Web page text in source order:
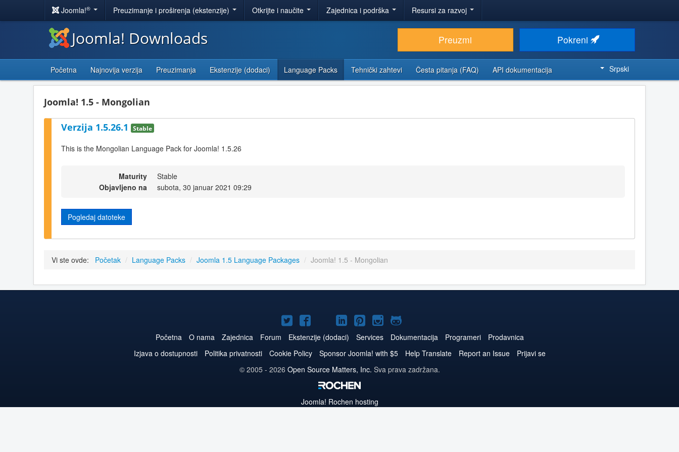
Joomla!® Preuzimanje i proširenja (ekstenzije) Otkrijte i naučite Zajednica i podrška Resursi za razvoj
Joomla! Downloads Preuzmi Pokreni
Početna Najnovija verzija Preuzimanja Ekstenzije (dodaci) Language Packs Tehnički zahtevi Česta pitanja (FAQ) API dokumentacija Srpski
Joomla! 1.5 - Mongolian
Verzija 1.5.26.1 Stable
This is the Mongolian Language Pack for Joomla! 1.5.26
Maturity
Stable
Objavljeno na
subota, 30 januar 2021 09:29
Pogledaj datoteke
Vi ste ovde: Početak / Language Packs / Joomla 1.5 Language Packages / Joomla! 1.5 - Mongolian
Joomla!
na
Twitteru
Joomla!
na
Facebooku
Joomla!
na
YouTube
Joomla!
naLinkedIn
Joomla!
na
Pinterest
Joomla!
na
Instagram
Joomla!
na
GitHub
Početna O nama Zajednica Forum Ekstenzije (dodaci) Services Dokumentacija Programeri
Prodavnica
Izjava o dostupnosti
Politika privatnosti Cookie Policy Sponsor Joomla! with $5 Help Translate Report an Issue
Prijavi se
© 2005 - 2026 Open Source Matters, Inc. Sva prava zadržana.
Joomla! Rochen hosting